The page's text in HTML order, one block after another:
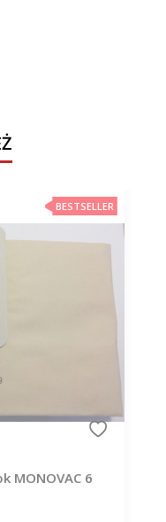
BESTSELLER
MONOVAC 6